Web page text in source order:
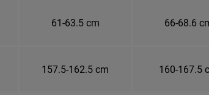
61-63.5 cm 66-68.6
157.5-162.5 cm 160-167.5